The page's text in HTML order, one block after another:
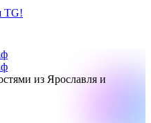
TG!
из Ярославля и